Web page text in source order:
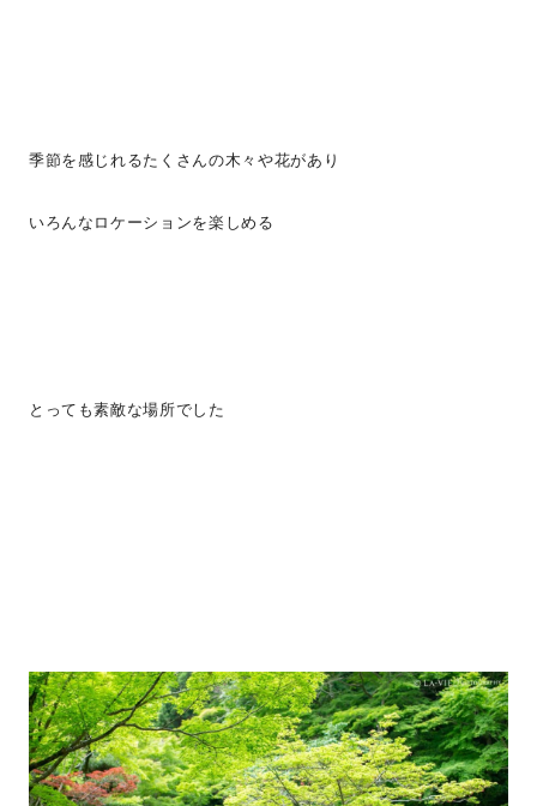
季節を感じれるたくさんの木々や花があり
いろんなロケーションを楽しめる
とっても素敵な場所でした